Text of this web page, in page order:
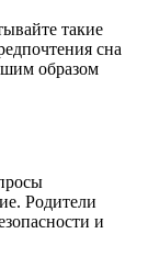
такие
сна
образом
Родители
и